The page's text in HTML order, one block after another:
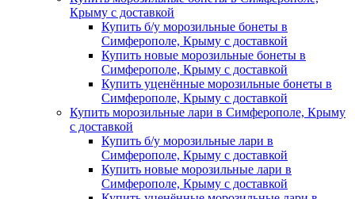
Крыму с доставкой
Купить б/у морозильные бонеты в
Симферополе, Крыму с доставкой
Купить новые морозильные бонеты в
Симферополе, Крыму с доставкой
Купить уценённые морозильные бонеты в
Симферополе, Крыму с доставкой
Купить морозильные лари в Симферополе, Крыму
с доставкой
Купить б/у морозильные лари в
Симферополе, Крыму с доставкой
Купить новые морозильные лари в
Симферополе, Крыму с доставкой